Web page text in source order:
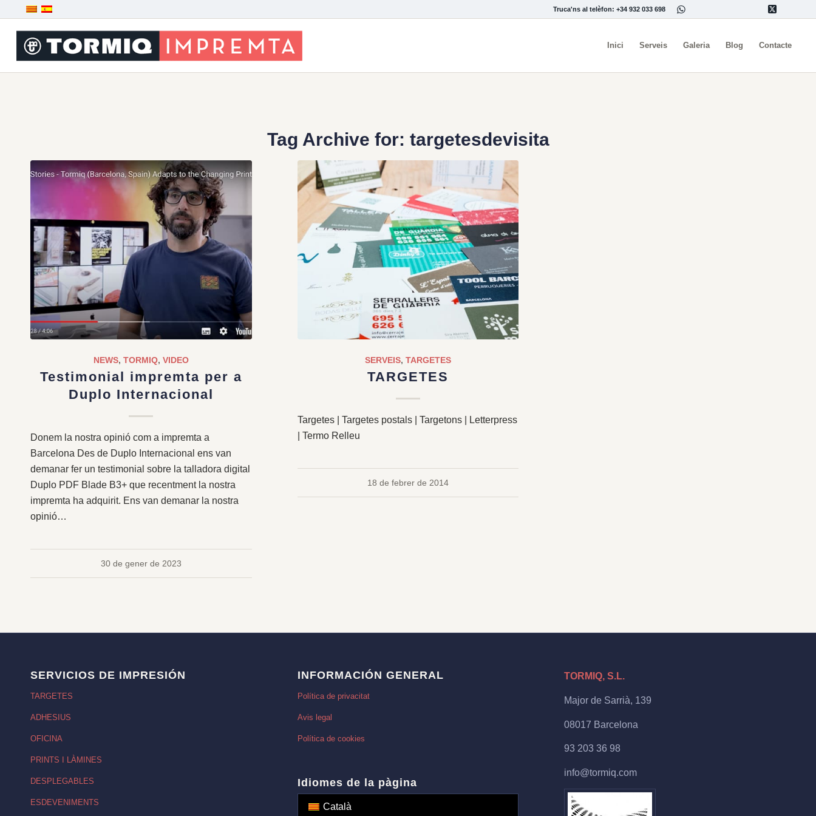
Truca'ns al telèfon: +34 932 033 698
Inici Serveis Galeria Blog Contacte
Tag Archive for: targetesdevisita
NEWS, TORMIQ, VIDEO
Testimonial impremta per a
Duplo Internacional
Donem la nostra opinió com a impremta a
Barcelona Des de Duplo Internacional ens van
demanar fer un testimonial sobre la talladora digital
Duplo PDF Blade B3+ que recentment la nostra
impremta ha adquirit. Ens van demanar la nostra
opinió…
30 de gener de 2023
SERVEIS, TARGETES
TARGETES
Targetes | Targetes postals | Targetons | Letterpress
| Termo Relleu
18 de febrer de 2014
SERVICIOS DE IMPRESIÓN
TARGETES
ADHESIUS
OFICINA
PRINTS I LÀMINES
DESPLEGABLES
ESDEVENIMENTS
INFORMACIÓN GENERAL
Política de privacitat
Avis legal
Política de cookies
Idiomes de la pàgina
Català
TORMIQ, S.L.
Major de Sarrià, 139
08017 Barcelona
93 203 36 98
info@tormiq.com